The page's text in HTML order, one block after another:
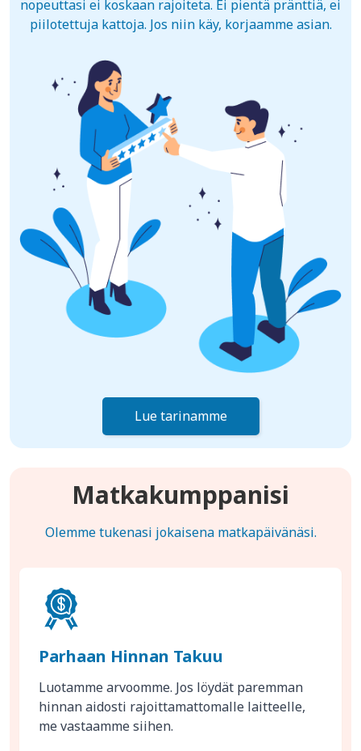
nopeuttasi ei koskaan rajoiteta. Ei pientä pränttiä, ei
piilotettuja kattoja. Jos niin käy, korjaamme asian.
Lue tarinamme
Matkakumppanisi
Olemme tukenasi jokaisena matkapäivänäsi.
Parhaan Hinnan Takuu
Luotamme arvoomme. Jos löydät paremman
hinnan aidosti rajoittamattomalle laitteelle,
me vastaamme siihen.